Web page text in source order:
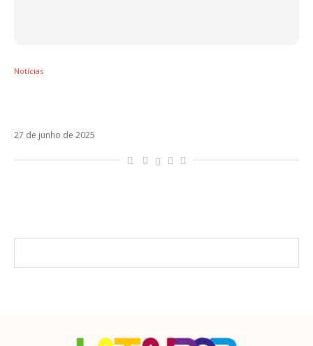
Notícias
27 de junho de 2025